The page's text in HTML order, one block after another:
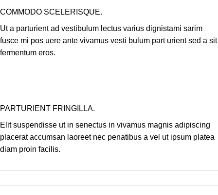
COMMODO SCELERISQUE.
Ut a parturient ad vestibulum lectus varius dignistami sarim
fusce mi pos uere ante vivamus vesti bulum part urient sed a sit
fermentum eros.
PARTURIENT FRINGILLA.
Elit suspendisse ut in senectus in vivamus magnis adipiscing
placerat accumsan laoreet nec penatibus a vel ut ipsum platea
diam proin facilis.